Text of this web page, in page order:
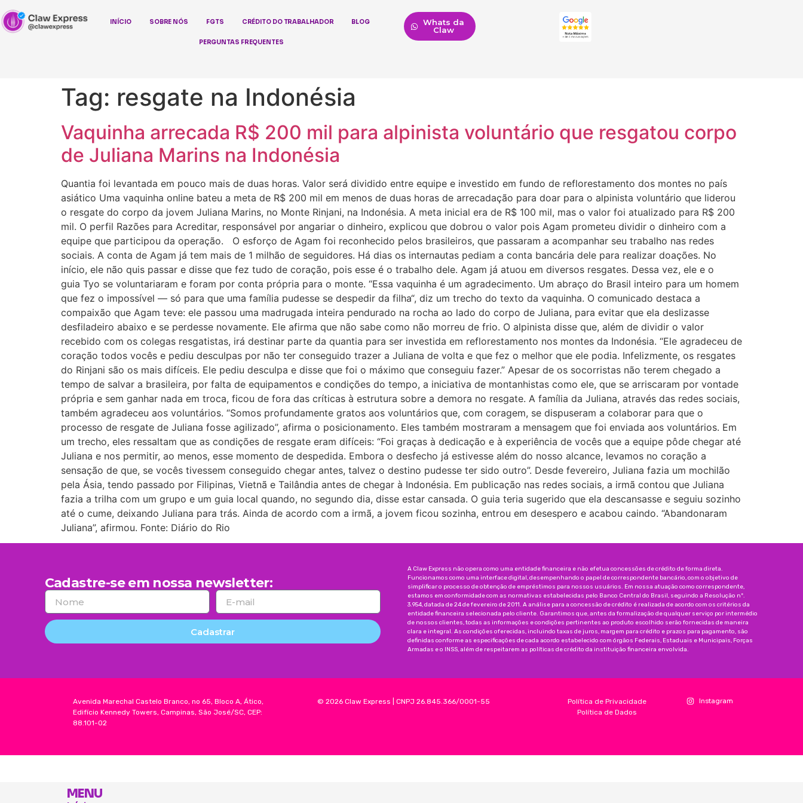
INÍCIO SOBRE NÓS FGTS CRÉDITO DO TRABALHADOR BLOG
PERGUNTAS FREQUENTES
Whats da
Claw
Tag: resgate na Indonésia
Vaquinha arrecada R$ 200 mil para alpinista voluntário que resgatou corpo
de Juliana Marins na Indonésia
Quantia foi levantada em pouco mais de duas horas. Valor será dividido entre equipe e investido em fundo de reflorestamento dos montes no país
asiático Uma vaquinha online bateu a meta de R$ 200 mil em menos de duas horas de arrecadação para doar para o alpinista voluntário que liderou
o resgate do corpo da jovem Juliana Marins, no Monte Rinjani, na Indonésia. A meta inicial era de R$ 100 mil, mas o valor foi atualizado para R$ 200
mil. O perfil Razões para Acreditar, responsável por angariar o dinheiro, explicou que dobrou o valor pois Agam prometeu dividir o dinheiro com a
equipe que participou da operação. O esforço de Agam foi reconhecido pelos brasileiros, que passaram a acompanhar seu trabalho nas redes
sociais. A conta de Agam já tem mais de 1 milhão de seguidores. Há dias os internautas pediam a conta bancária dele para realizar doações. No
início, ele não quis passar e disse que fez tudo de coração, pois esse é o trabalho dele. Agam já atuou em diversos resgates. Dessa vez, ele e o
guia Tyo se voluntariaram e foram por conta própria para o monte. “Essa vaquinha é um agradecimento. Um abraço do Brasil inteiro para um homem
que fez o impossível — só para que uma família pudesse se despedir da filha“, diz um trecho do texto da vaquinha. O comunicado destaca a
compaixão que Agam teve: ele passou uma madrugada inteira pendurado na rocha ao lado do corpo de Juliana, para evitar que ela deslizasse
desfiladeiro abaixo e se perdesse novamente. Ele afirma que não sabe como não morreu de frio. O alpinista disse que, além de dividir o valor
recebido com os colegas resgatistas, irá destinar parte da quantia para ser investida em reflorestamento nos montes da Indonésia. “Ele agradeceu de
coração todos vocês e pediu desculpas por não ter conseguido trazer a Juliana de volta e que fez o melhor que ele podia. Infelizmente, os resgates
do Rinjani são os mais difíceis. Ele pediu desculpa e disse que foi o máximo que conseguiu fazer.” Apesar de os socorristas não terem chegado a
tempo de salvar a brasileira, por falta de equipamentos e condições do tempo, a iniciativa de montanhistas como ele, que se arriscaram por vontade
própria e sem ganhar nada em troca, ficou de fora das críticas à estrutura sobre a demora no resgate. A família da Juliana, através das redes sociais,
também agradeceu aos voluntários. “Somos profundamente gratos aos voluntários que, com coragem, se dispuseram a colaborar para que o
processo de resgate de Juliana fosse agilizado”, afirma o posicionamento. Eles também mostraram a mensagem que foi enviada aos voluntários. Em
um trecho, eles ressaltam que as condições de resgate eram difíceis: “Foi graças à dedicação e à experiência de vocês que a equipe pôde chegar até
Juliana e nos permitir, ao menos, esse momento de despedida. Embora o desfecho já estivesse além do nosso alcance, levamos no coração a
sensação de que, se vocês tivessem conseguido chegar antes, talvez o destino pudesse ter sido outro”. Desde fevereiro, Juliana fazia um mochilão
pela Ásia, tendo passado por Filipinas, Vietnã e Tailândia antes de chegar à Indonésia. Em publicação nas redes sociais, a irmã contou que Juliana
fazia a trilha com um grupo e um guia local quando, no segundo dia, disse estar cansada. O guia teria sugerido que ela descansasse e seguiu sozinho
até o cume, deixando Juliana para trás. Ainda de acordo com a irmã, a jovem ficou sozinha, entrou em desespero e acabou caindo. “Abandonaram
Juliana”, afirmou. Fonte: Diário do Rio
Cadastre-se em nossa newsletter:
Cadastrar
A Claw Express não opera como uma entidade financeira e não efetua concessões de crédito de forma direta.
Funcionamos como uma interface digital, desempenhando o papel de correspondente bancário, com o objetivo de
simplificar o processo de obtenção de empréstimos para nossos usuários. Em nossa atuação como correspondente,
estamos em conformidade com as normativas estabelecidas pelo Banco Central do Brasil, seguindo a Resolução nº.
3.954, datada de 24 de fevereiro de 2011. A análise para a concessão de crédito é realizada de acordo com os critérios da
entidade financeira selecionada pelo cliente. Garantimos que, antes da formalização de qualquer serviço por intermédio
de nossos clientes, todas as informações e condições pertinentes ao produto escolhido serão fornecidas de maneira
clara e integral. As condições oferecidas, incluindo taxas de juros, margem para crédito e prazos para pagamento, são
definidas conforme as especificações de cada acordo estabelecido com órgãos Federais, Estaduais e Municipais, Forças
Armadas e o INSS, além de respeitarem as políticas de crédito da instituição financeira envolvida.
Avenida Marechal Castelo Branco, no 65, Bloco A, Ático,
Edifício Kennedy Towers, Campinas, São José/SC, CEP:
88.101-02
©2026 Claw Express |CNPJ 26.845.366/0001-55
Política de Privacidade
Política de Dados
Instagram
MENU